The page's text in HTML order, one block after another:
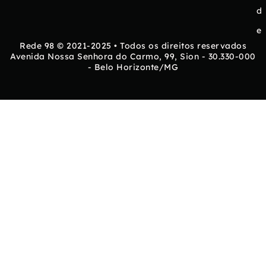
d
e
Rede 98 © 2021-2025 • Todos os direitos reservados
Avenida Nossa Senhora do Carmo, 99, Sion - 30.330-000
- Belo Horizonte/MG